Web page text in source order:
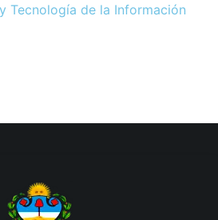
Tecnología de la Información